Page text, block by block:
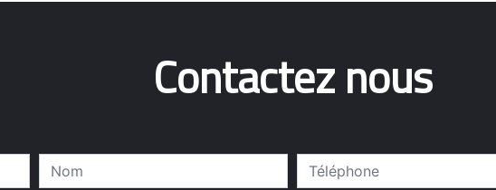
Contactez nous